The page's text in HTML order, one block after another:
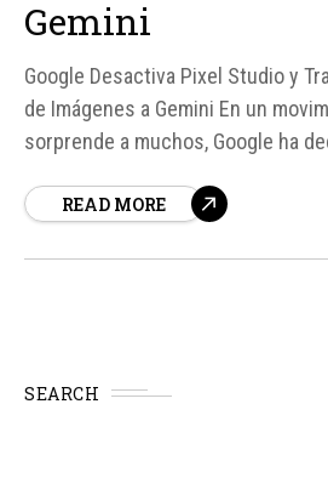
Gemini
Google Desactiva Pixel Studio y
de Imágenes a Gemini En un
sorprende a muchos, Google ha
permitía a los usuarios crear
READ MORE
SEARCH